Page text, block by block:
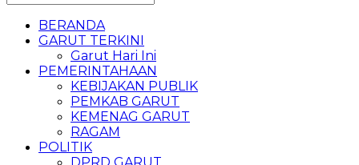
BERANDA
GARUT TERKINI
Garut Hari Ini
PEMERINTAHAAN
KEBIJAKAN PUBLIK
PEMKAB GARUT
KEMENAG GARUT
RAGAM
POLITIK